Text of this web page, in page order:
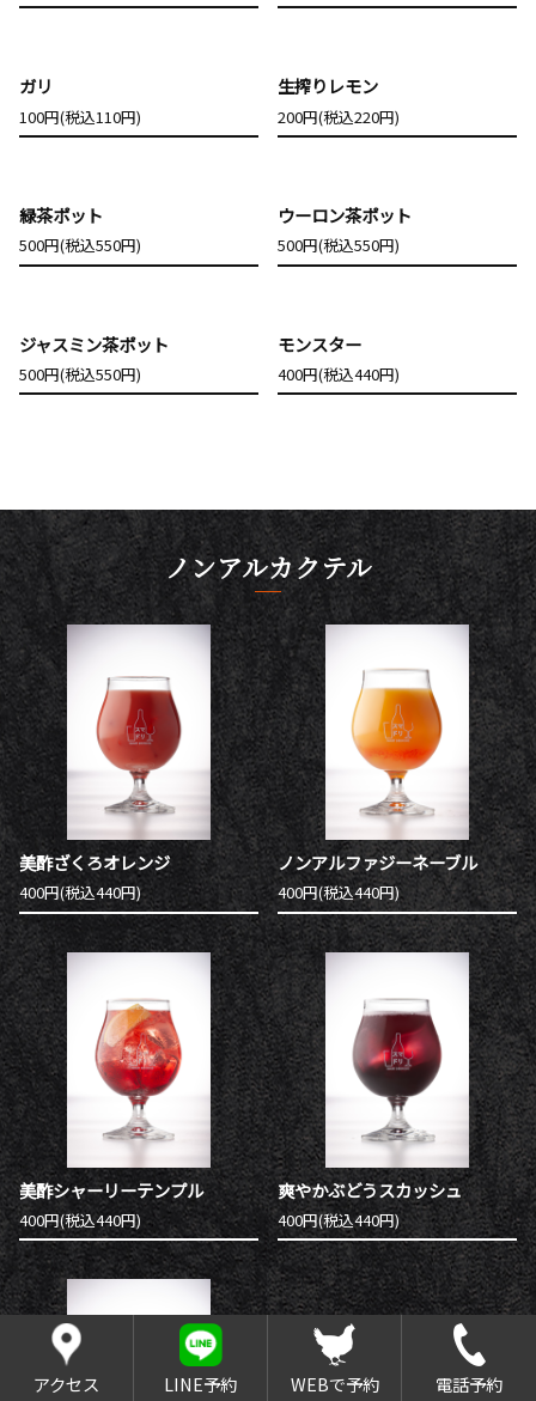
ガリ
100円(税込110円)
生搾りレモン
200円(税込220円)
緑茶ポット
500円(税込550円)
ウーロン茶ポット
500円(税込550円)
ジャスミン茶ポット
500円(税込550円)
モンスター
400円(税込440円)
ノンアルカクテル
美酢ざくろオレンジ
400円(税込440円)
ノンアルファジーネーブル
400円(税込440円)
美酢シャーリーテンプル
400円(税込440円)
爽やかぶどうスカッシュ
400円(税込440円)
アクセス LINE予約 WEBで予約 電話予約